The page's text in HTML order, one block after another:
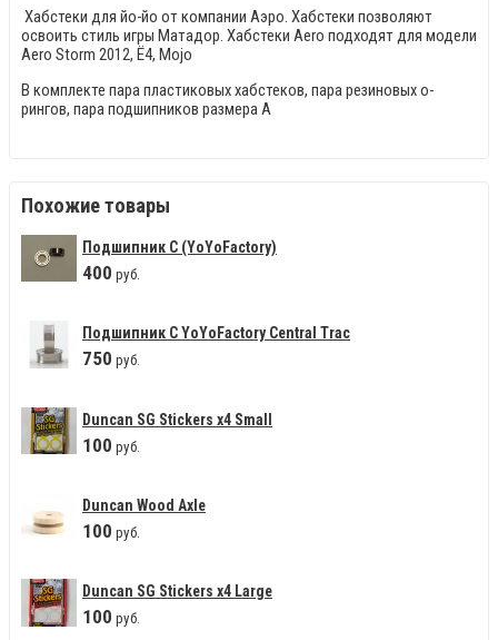
Похожие товары
Подшипник С (YoYoFactory)
400 руб.
Подшипник С YoYoFactory Central Trac
750 руб.
Duncan SG Stickers х4 Small
100 руб.
Duncan Wood Axle
100 руб.
Duncan SG Stickers x4 Large
100 руб.
Хабстеки для йо-йо от компании Аэро. Хабстеки позволяют
освоить стиль игры Матадор. Хабстеки Aero подходят для модели
Aero Storm 2012, Ё4, Mojo
В комплекте пара пластиковых хабстеков, пара резиновых о-
рингов, пара подшипников размера А